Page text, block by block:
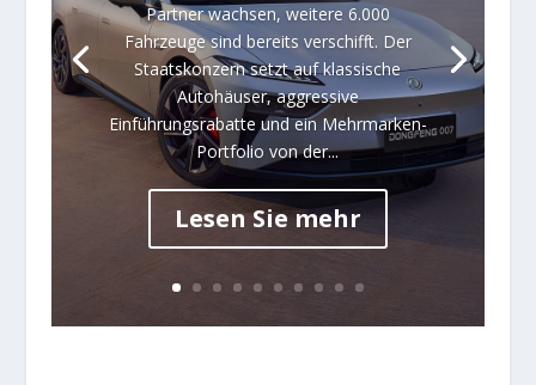
Partner wachsen, weitere 6.000
Fahrzeuge sind bereits verschifft. Der
Staatskonzern setzt auf klassische
Autohäuser, aggressive
Einführungsrabatte und ein Mehrmarken-
Portfolio von der...
Lesen Sie mehr